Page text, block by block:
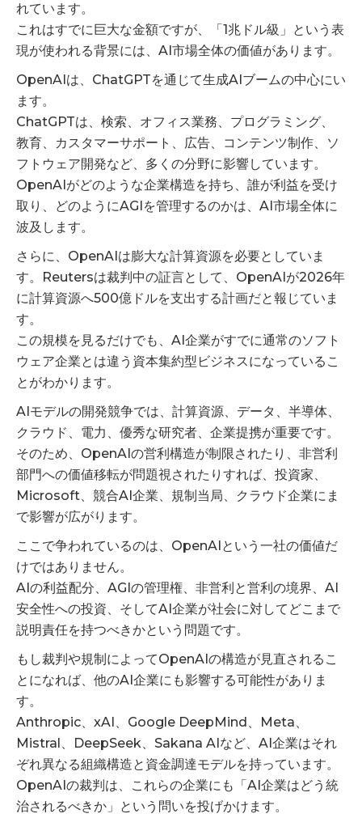
れています。
これはすでに巨大な金額ですが、「1兆ドル級」という表
現が使われる背景には、AI市場全体の価値があります。
OpenAIは、ChatGPTを通じて生成AIブームの中心にい
ます。
ChatGPTは、検索、オフィス業務、プログラミング、
教育、カスタマーサポート、広告、コンテンツ制作、ソ
フトウェア開発など、多くの分野に影響しています。
OpenAIがどのような企業構造を持ち、誰が利益を受け
取り、どのようにAGIを管理するのかは、AI市場全体に
波及します。
さらに、OpenAIは膨大な計算資源を必要としていま
す。Reutersは裁判中の証言として、OpenAIが2026年
に計算資源へ500億ドルを支出する計画だと報じていま
す。
この規模を見るだけでも、AI企業がすでに通常のソフト
ウェア企業とは違う資本集約型ビジネスになっているこ
とがわかります。
AIモデルの開発競争では、計算資源、データ、半導体、
クラウド、電力、優秀な研究者、企業提携が重要です。
そのため、OpenAIの営利構造が制限されたり、非営利
部門への価値移転が問題視されたりすれば、投資家、
Microsoft、競合AI企業、規制当局、クラウド企業にま
で影響が広がります。
ここで争われているのは、OpenAIという一社の価値だ
けではありません。
AIの利益配分、AGIの管理権、非営利と営利の境界、AI
安全性への投資、そしてAI企業が社会に対してどこまで
説明責任を持つべきかという問題です。
もし裁判や規制によってOpenAIの構造が見直されるこ
とになれば、他のAI企業にも影響する可能性がありま
す。
Anthropic、xAI、Google DeepMind、Meta、
Mistral、DeepSeek、Sakana AIなど、AI企業はそれ
ぞれ異なる組織構造と資金調達モデルを持っています。
OpenAIの裁判は、これらの企業にも「AI企業はどう統
治されるべきか」という問いを投げかけます。